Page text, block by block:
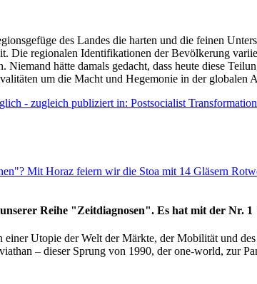
des Landes die harten und die feinen
regionalen Identifikationen der Bevölkerung
hätte damals gedacht, dass heute diese
um die Macht und Hegemonie in der globalen
- zugleich publiziert in: Postsocialist
Mit Horaz feiern wir die Stoa mit 14 Gläsern
Reihe "Zeitdiagnosen". Es hat mit der Nr.
Utopie der Welt der Märkte, der Mobilität und
– dieser Sprung von 1990, der one-world, zur